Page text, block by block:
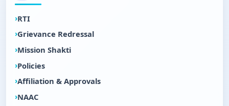
RTI
Grievance Redressal
Mission Shakti
Policies
Affiliation & Approvals
NAAC